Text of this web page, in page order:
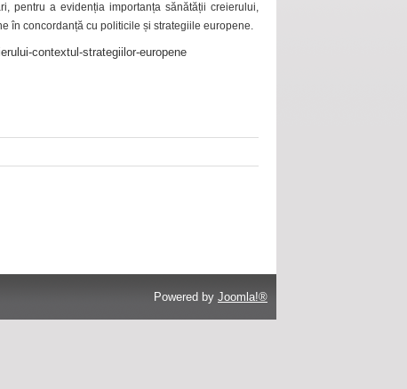
pentru a evidenția importanța sănătății creierului,
în concordanță cu politicile și strategiile europene.
contextul-strategiilor-europene
Powered by Joomla!®